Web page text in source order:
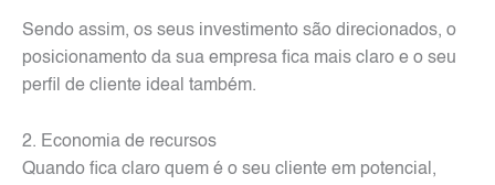
Sendo assim, os seus investimento são direcionados, o
posicionamento da sua empresa fica mais claro e o seu
perfil de cliente ideal também.
2. Economia de recursos
Quando fica claro quem é o seu cliente em potencial,